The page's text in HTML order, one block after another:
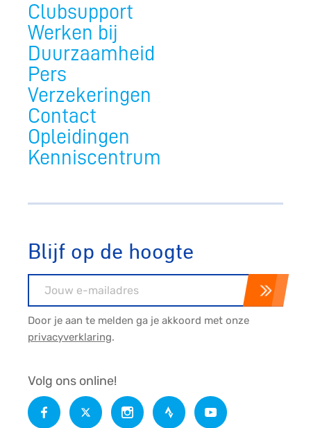
Clubsupport
Werken bij
Duurzaamheid
Pers
Verzekeringen
Contact
Opleidingen
Kenniscentrum
Blijf op de hoogte
Door je aan te melden ga je akkoord met onze
privacyverklaring.
Volg ons online!